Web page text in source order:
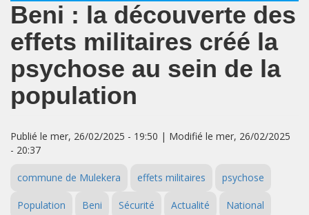
Beni : la découverte des
effets militaires créé la
psychose au sein de la
population
Publié le mer, 26/02/2025 - 19:50 | Modifié le mer, 26/02/2025
- 20:37
commune de Mulekera effets militaires psychose
Population Beni Sécurité Actualité National